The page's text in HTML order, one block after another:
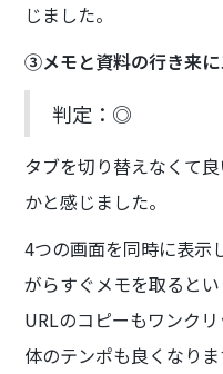
じました。
③メモと資料の行き来
判定：◎
タブを切り替えなくて
かと感じました。
4つの画面を同時に表示
がらすぐメモを取るとい
URLのコピーもワンク
体のテンポも良くなりま